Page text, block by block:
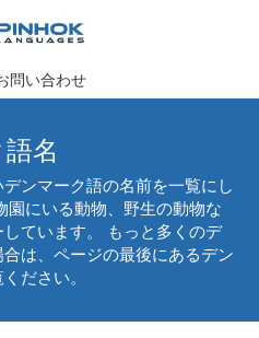
問い合わせ
名
ンマーク語の名前を一覧にし
園にいる動物、野生の動物な
ています。 もっと多くのデ
は、ページの最後にあるデン
ださい。